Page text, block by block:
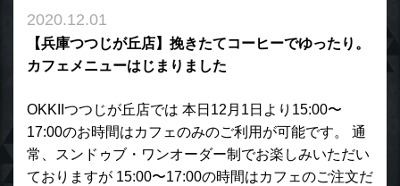
2020.12.01
【兵庫つつじが丘店】挽きたてコーヒーでゆったり。
カフェメニューはじまりました
OKKIIつつじが丘店では 本日12月1日より15:00〜
17:00のお時間はカフェのみのご利用が可能です。 通
常、スンドゥブ・ワンオーダー制でお楽しみいただい
ておりますが 15:00〜17:00の時間はカフェのご注文だ